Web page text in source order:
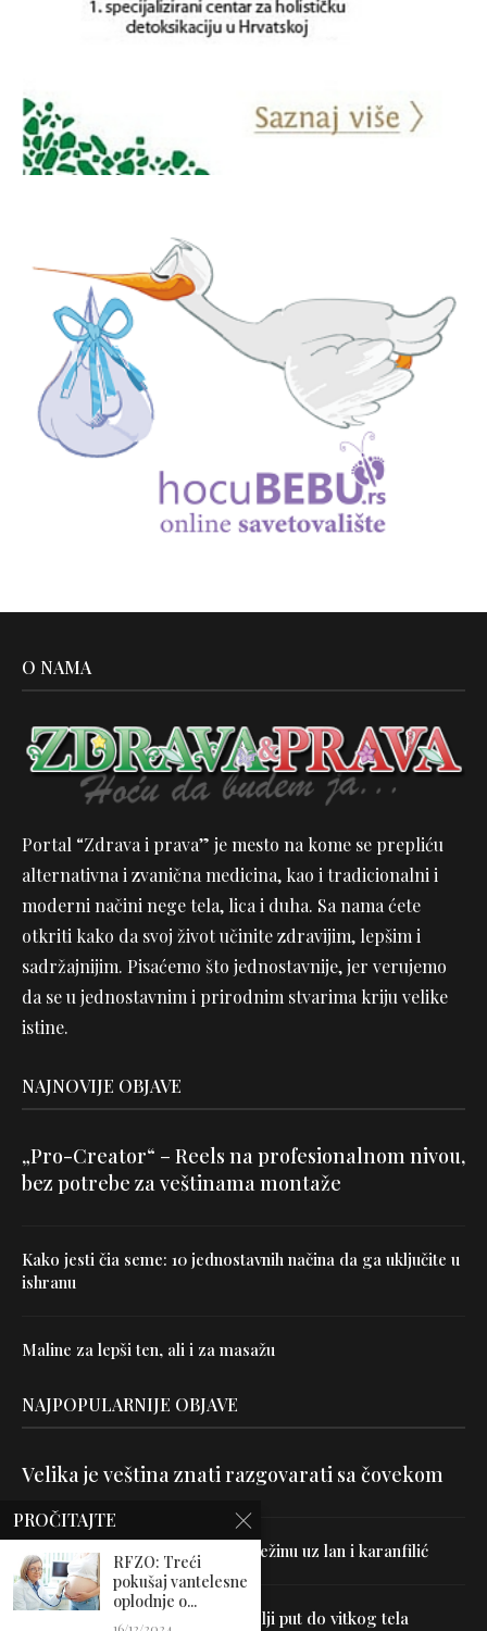
O NAMA
Portal “Zdrava i prava” je mesto na kome se prepliću
alternativna i zvanična medicina, kao i tradicionalni i
moderni načini nege tela, lica i duha. Sa nama ćete
otkriti kako da svoj život učinite zdravijim, lepšim i
sadržajnijim. Pisaćemo što jednostavnije, jer verujemo
da se u jednostavnim i prirodnim stvarima kriju velike
istine.
NAJNOVIJE OBJAVE
„Pro-Creator“ – Reels na profesionalnom nivou,
bez potrebe za veštinama montaže
Kako jesti čia seme: 10 jednostavnih načina da ga uključite u
ishranu
Maline za lepši ten, ali i za masažu
NAJPOPULARNIJE OBJAVE
Velika je veština znati razgovarati sa čovekom
Uništite parazite i normalizujte težinu uz lan i karanfilić
Dr Hajder: Akupunktura je najbolji put do vitkog tela
PROČITAJTE
RFZO: Treći
pokušaj vantelesne
oplodnje o...